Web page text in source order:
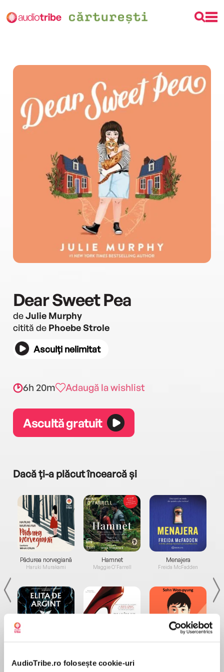
AudioTribe.ro folosește cookie-uri
Dear Sweet Pea
deJulie Murphy
citită de Phoebe Strole
Asculți nelimitat
6h 20m Adaugă la wishlist
Ascultă gratuit
Dacă ți-a plăcut încearcă și
Pădurea norvegiană
Haruki Murakami
de...
Dani Francis
Hamnet
Maggie O'Farrell
la...
Lauren Weisberger
Menajera
Freida McFadden